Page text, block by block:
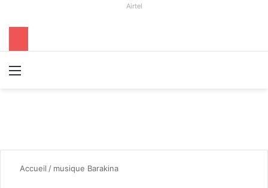
Airtel
Accueil / musique Barakina